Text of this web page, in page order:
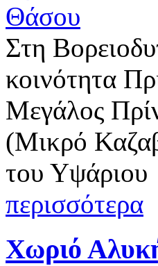
Στη
κοινότητα
Μεγάλος
(Μικρό
του Υψάριου
περισσότερα
Χωριό